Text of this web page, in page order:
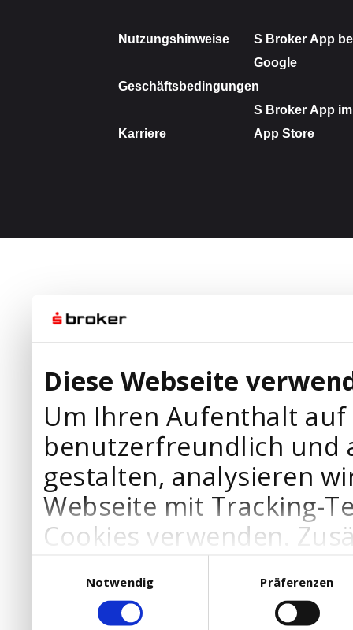
Diese Webseite
Um Ihren Aufenthalt
benutzerfreundlich und
gestalten, analysieren
Webseite mit Tracking-
Cookies verwenden.
Werbepartner
Ihre Bedürfnisse
Notwendig
Präferenzen